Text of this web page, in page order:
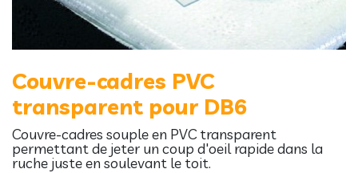
Couvre-cadres PVC
transparent pour DB6
Couvre-cadres souple en PVC transparent
permettant de jeter un coup d'oeil rapide dans la
ruche juste en soulevant le toit.